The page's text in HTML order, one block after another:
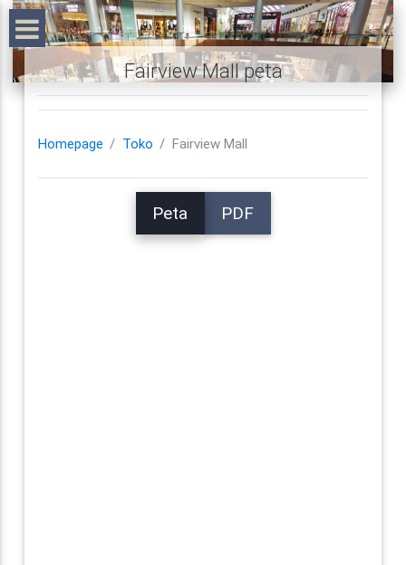
Fairview Mall peta
Homepage Toko Fairview Mall
Peta PDF